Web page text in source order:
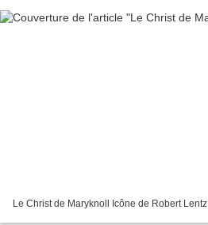
Le Christ de Maryknoll Icône de Robert Lentz